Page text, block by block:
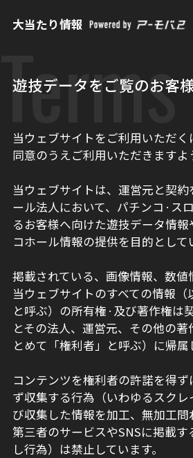
大当たり情報
Terms
遊技データをご覧のお客
当ウェブサイトをご利用いただ
同意のうえご利用いただきますよ
当ウェブサイトは、運営元と契
ール法人において、パチンコ·ス
るお客様へ向けた遊技データ情
コホール情報の提供を目的として
掲載されている、画像情報、数
当ウェブサイトのすべての情報（
と呼ぶ）の所有権·及び著作権は
とその法人、運営元、その他の
とめて「権利者」と呼ぶ）に帰属
コンテンツを権利者の許諾を得
ず収集する行為（いわゆるスク
び収集した情報を加工、無加工
第三者のサービスやSNSに掲載
し行為）は禁止しています。